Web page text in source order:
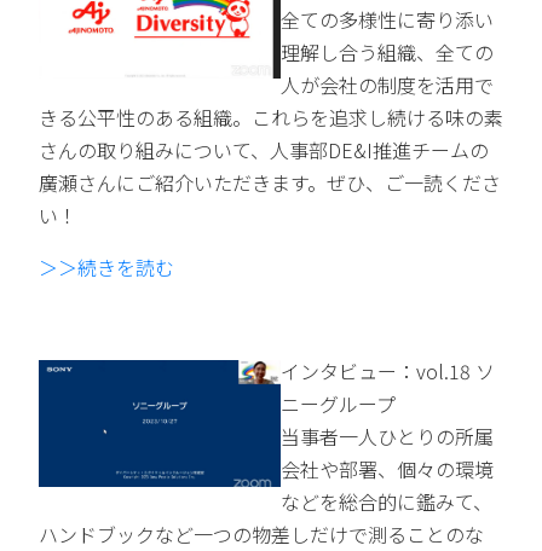
全ての多様性に寄り添い
理解し合う組織、全ての
人が会社の制度を活用で
きる公平性のある組織。これらを追求し続ける味の素
さんの取り組みについて、人事部DE&I推進チームの
廣瀬さんにご紹介いただきます。ぜひ、ご一読くださ
い！
＞＞続きを読む
インタビュー：vol.18 ソ
ニーグループ
当事者一人ひとりの所属
会社や部署、個々の環境
などを総合的に鑑みて、
ハンドブックなど一つの物差しだけで測ることのな